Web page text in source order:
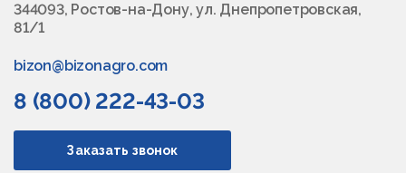
344093, Ростов-на-Дону, ул. Днепропетровская,
81/1
bizon@bizonagro.com
8 (800) 222-43-03
Заказать звонок